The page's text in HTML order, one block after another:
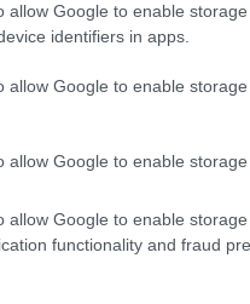
allow Google to enable
identifiers in apps.
allow Google to enable
allow Google to enable
allow Google to enable
functionality and fraud
Invia un Comunicato